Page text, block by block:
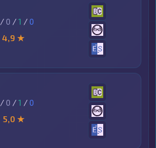
/ 0 /1 /0
4,9 ★
/ 0 /1 /0
5,0 ★